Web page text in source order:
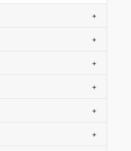
+
+
+
+
+
+